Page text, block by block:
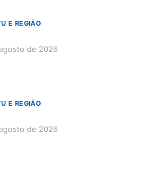
E REGIÃO
de 2026
E REGIÃO
de 2026